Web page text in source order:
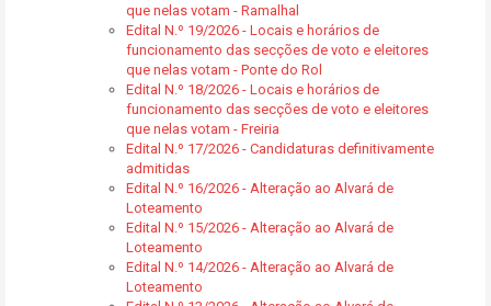
que nelas votam - Ramalhal
Edital N.º 19/2026 - Locais e horários de
funcionamento das secções de voto e eleitores
que nelas votam - Ponte do Rol
Edital N.º 18/2026 - Locais e horários de
funcionamento das secções de voto e eleitores
que nelas votam - Freiria
Edital N.º 17/2026 - Candidaturas definitivamente
admitidas
Edital N.º 16/2026 - Alteração ao Alvará de
Loteamento
Edital N.º 15/2026 - Alteração ao Alvará de
Loteamento
Edital N.º 14/2026 - Alteração ao Alvará de
Loteamento